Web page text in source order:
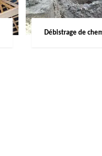
Débistrage de